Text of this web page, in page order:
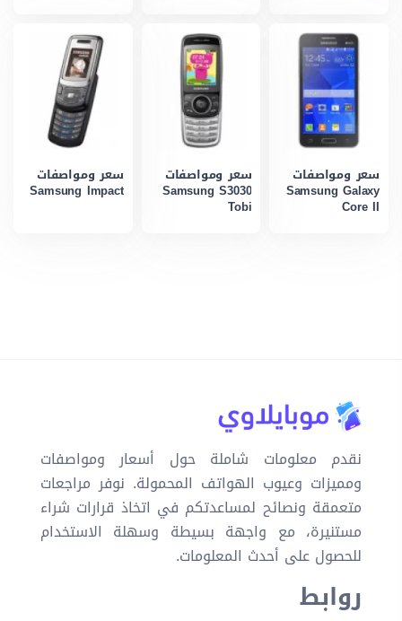
سعر ومواصفات
Samsung Galaxy
Core II
سعر ومواصفات
Samsung S3030
Tobi
سعر ومواصفات
Samsung Impact
نقدم معلومات شاملة حول أسعار ومواصفات
ومميزات وعيوب الهواتف المحمولة. نوفر مراجعات
متعمقة ونصائح لمساعدتكم في اتخاذ قرارات شراء
مستنيرة، مع واجهة بسيطة وسهلة الاستخدام
للحصول على أحدث المعلومات.
روابط